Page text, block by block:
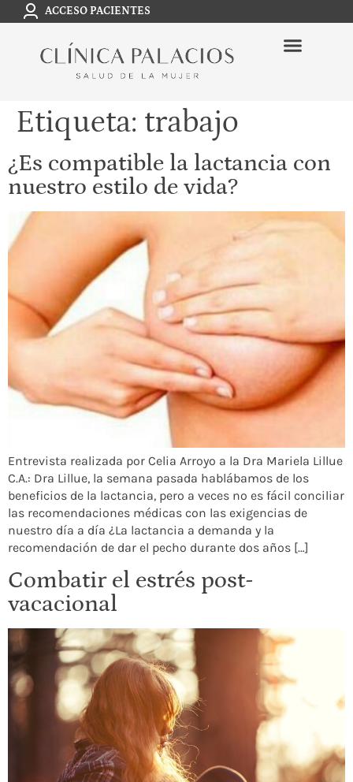
ACCESO PACIENTES
Etiqueta: trabajo
¿Es compatible la lactancia con
nuestro estilo de vida?
Entrevista realizada por Celia Arroyo a la Dra Mariela Lillue
C.A.: Dra Lillue, la semana pasada hablábamos de los
beneficios de la lactancia, pero a veces no es fácil conciliar
las recomendaciones médicas con las exigencias de
nuestro día a día ¿La lactancia a demanda y la
recomendación de dar el pecho durante dos años […]
Combatir el estrés post-
vacacional